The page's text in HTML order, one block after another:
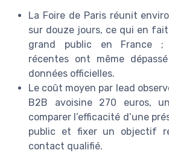
La Foire de Paris réunit
sur douze jours, ce qui en
grand public en France ;
récentes ont même
données officielles.
Le coût moyen par lead
B2B avoisine 270 euros,
comparer l’efficacité d’une
public et fixer un objectif
contact qualifié.